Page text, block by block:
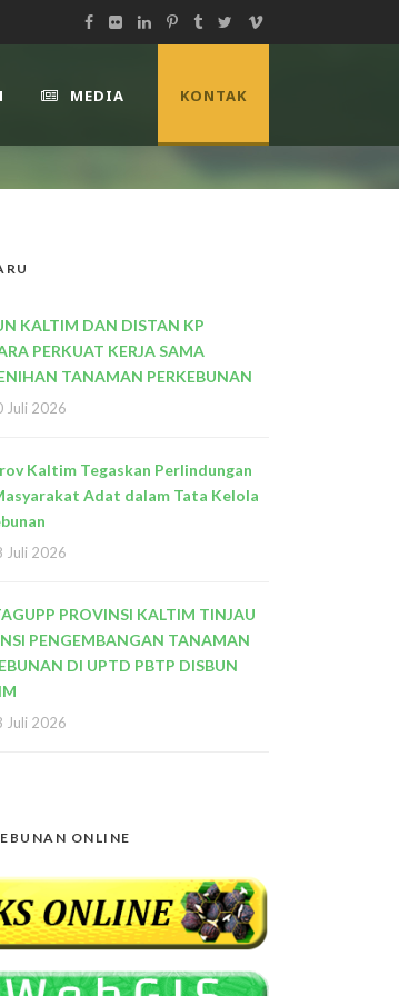
MEDIA KONTAK
KALTIM DAN DISTAN KP
PERKUAT KERJA SAMA
TANAMAN PERKEBUNAN
Juli 2026
Kaltim Tegaskan Perlindungan
Adat dalam Tata Kelola
Juli 2026
PROVINSI KALTIM TINJAU
PENGEMBANGAN TANAMAN
DI UPTD PBTP DISBUN
Juli 2026
ONLINE